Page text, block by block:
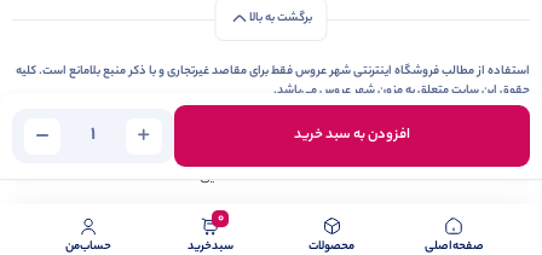
افزودن به سبد خرید
برگشت به بالا
استفاده از مطالب فروشگاه اینترنتی شهر عروس فقط برای مقاصد غیرتجاری و با ذکر منبع بلامانع است. کلیه
حقوق این سایت متعلق به مزون شهر عروس می‌باشد.
Copyright © 2006 - 2026
طراحی و توسعه توسط
صفحه‌اصلی محصولات
0
سبد‌خرید حساب‌من